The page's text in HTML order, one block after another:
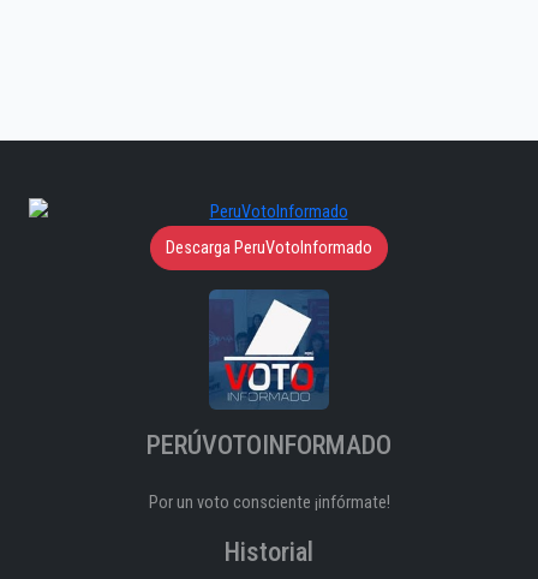
Descarga PeruVotoInformado
PERÚVOTOINFORMADO
Por un voto consciente ¡infórmate!
Historial